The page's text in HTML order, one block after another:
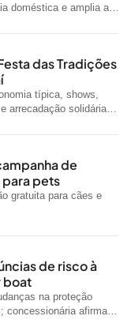
doméstica e amplia a
das Tradições
típica, shows,
arrecadação solidária
de
pets
gratuita para cães e
de risco à
boat
na proteção
concessionária afirma